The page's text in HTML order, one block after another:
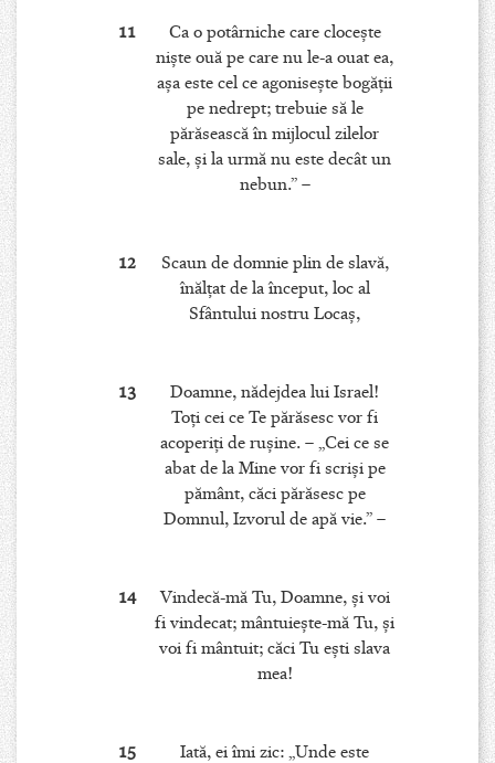
11
Ca o potârniche care cloceşte
nişte ouă pe care nu le-a ouat ea,
aşa este cel ce agoniseşte bogăţii
pe nedrept; trebuie să le
părăsească în mijlocul zilelor
sale, şi la urmă nu este decât un
nebun.” –
12
Scaun de domnie plin de slavă,
înălţat de la început, loc al
Sfântului nostru Locaş,
13
Doamne, nădejdea lui Israel!
Toţi cei ce Te părăsesc vor fi
acoperiţi de ruşine. – „Cei ce se
abat de la Mine vor fi scrişi pe
pământ, căci părăsesc pe
Domnul, Izvorul de apă vie.” –
14
Vindecă-mă Tu, Doamne, şi voi
fi vindecat; mântuieşte-mă Tu, şi
voi fi mântuit; căci Tu eşti slava
mea!
15 Iată, ei îmi zic: „Unde este